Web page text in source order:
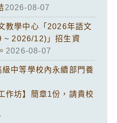
2026-08-07
教學中心「2026年語文
~ 2026/12)」招生資
2026-08-07
中等學校內永續部門養
作坊】簡章1份，請貴校